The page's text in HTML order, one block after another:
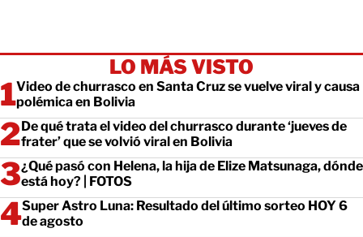
LO MÁS VISTO
Video de churrasco en Santa Cruz se vuelve viral y causa
polémica en Bolivia
De qué trata el video del churrasco durante ‘jueves de
frater’ que se volvió viral en Bolivia
¿Qué pasó con Helena, la hija de Elize Matsunaga, dónde
está hoy? | FOTOS
Super Astro Luna: Resultado del último sorteo HOY 6
de agosto